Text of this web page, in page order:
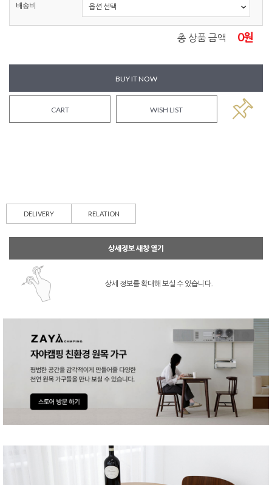
배송비
총 상품 금액 0원
BUY IT NOW
CART WISH LIST
DELIVERY RELATION
상세정보 새창 열기
상세 정보를 확대해 보실 수 있습니다.